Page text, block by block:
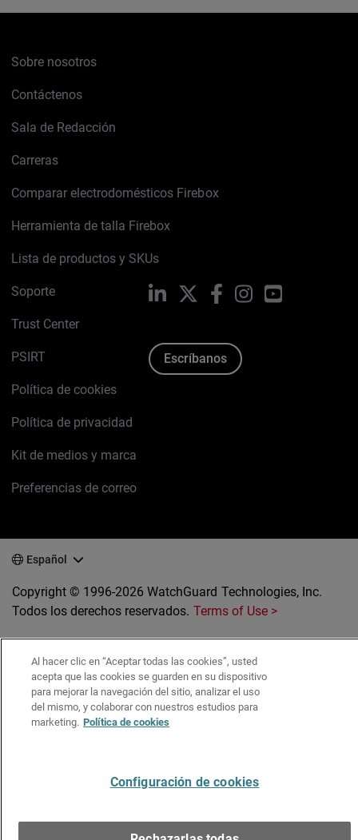
Sobre nosotros
Contáctenos
Sala de Redacción
Carreras
Comparar electrodomésticos Firebox
Herramienta de talla Firebox
Lista de productos y SKUs
Soporte
Trust Center
PSIRT
Política de cookies
Política de privacidad
Kit de medios y marca
Preferencias de correo
LinkedIn FacebookInstagramYouTube
Escríbanos
Español
Copyright © 1996-2026 WatchGuard Technologies, Inc.
Todos los derechos reservados. Terms of Use >
Al hacer clic en “Aceptar todas las cookies”, usted
acepta que las cookies se guarden en su dispositivo
para mejorar la navegación del sitio, analizar el uso
del mismo, y colaborar con nuestros estudios para
marketing. Política de cookies
Configuración de cookies